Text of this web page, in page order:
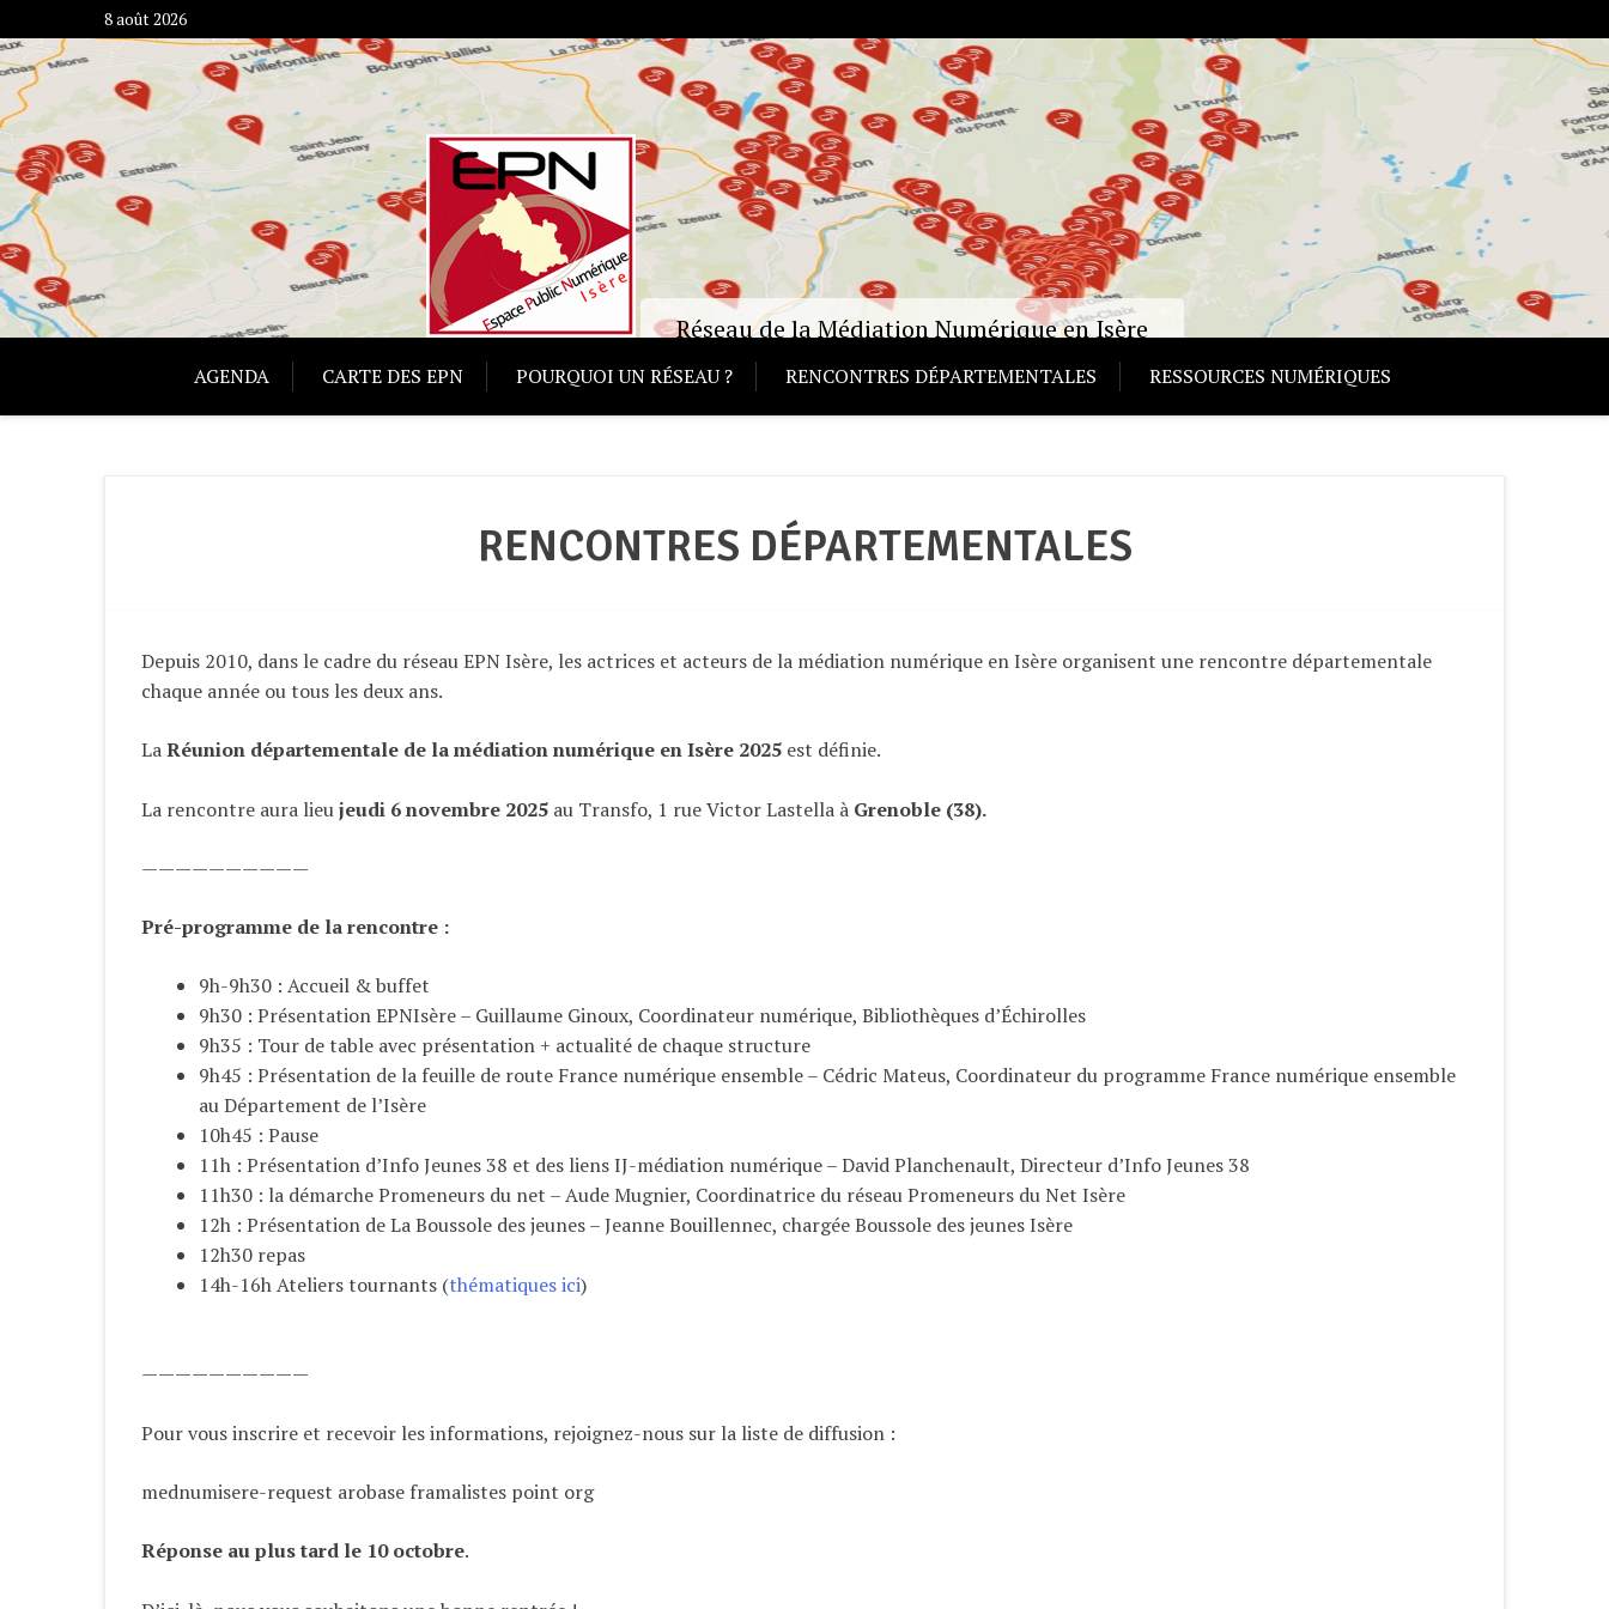
to
content
8 août 2026
Réseau de la Médiation Numérique en Isère
AGENDA CARTE DES EPN POURQUOI UN RÉSEAU ? RENCONTRES DÉPARTEMENTALES RESSOURCES NUMÉRIQUES
RENCONTRES DÉPARTEMENTALES
Depuis 2010, dans le cadre du réseau EPN Isère, les actrices et acteurs de la médiation numérique en Isère organisent une rencontre départementale
chaque année ou tous les deux ans.
LaRéunion départementale de la médiation numérique en Isère 2025 est définie.
La rencontre aura lieujeudi 6 novembre 2025 au Transfo, 1 rue Victor Lastella à Grenoble (38).
——————————
Pré-programme de la rencontre :
9h-9h30 : Accueil & buffet
9h30 : Présentation EPNIsère – Guillaume Ginoux, Coordinateur numérique, Bibliothèques d’Échirolles
9h35 : Tour de table avec présentation + actualité de chaque structure
9h45 : Présentation de la feuille de route France numérique ensemble – Cédric Mateus, Coordinateur du programme France numérique ensemble
au Département de l’Isère
10h45 : Pause
11h : Présentation d’Info Jeunes 38 et des liens IJ-médiation numérique – David Planchenault, Directeur d’Info Jeunes 38
11h30 : la démarche Promeneurs du net – Aude Mugnier, Coordinatrice du réseau Promeneurs du Net Isère
12h : Présentation de La Boussole des jeunes – Jeanne Bouillennec, chargée Boussole des jeunes Isère
12h30 repas
14h-16h Ateliers tournants (thématiques ici)
——————————
Pour vous inscrire et recevoir les informations, rejoignez-nous sur la liste de diffusion :
mednumisere-request arobase framalistes point org
Réponse au plus tard le 10 octobre.